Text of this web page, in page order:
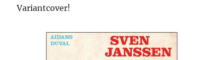
Variantcover!